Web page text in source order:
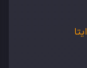
ایتا